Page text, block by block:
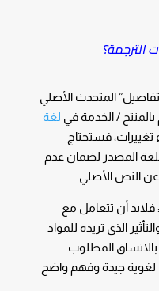
المتحدث الأصلي
بالمنتج / الخدمة في لغة
تغييرات، فستحتاج
المصدر لضمان عدم
النص الأصلي.
فلابد أن تتعامل مع
الذي تريده للمواد
المطلوب
لغوية جيدة وفهم واضح